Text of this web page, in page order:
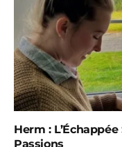
Herm :
Passions